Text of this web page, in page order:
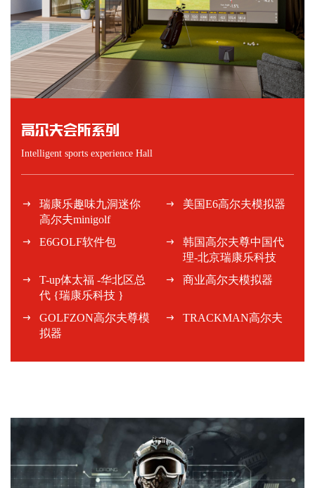
高尔夫会所系列
Intelligent sports experience Hall
瑞康乐趣味九洞迷你
高尔夫minigolf
美国E6高尔夫模拟器
E6GOLF软件包
韩国高尔夫尊中国代
理-北京瑞康乐科技
T-up体太福 -华北区总
代 {瑞康乐科技 }
商业高尔夫模拟器
GOLFZON高尔夫尊模
拟器
TRACKMAN高尔夫